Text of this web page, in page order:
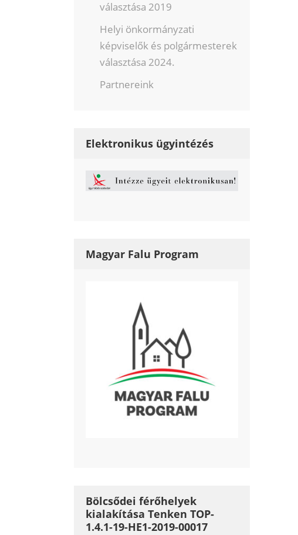
választása 2019
Helyi önkormányzati
képviselők és polgármesterek
választása 2024.
Partnereink
Elektronikus ügyintézés
Magyar Falu Program
Bölcsődei férőhelyek
kialakítása Tenken TOP-
1.4.1-19-HE1-2019-00017